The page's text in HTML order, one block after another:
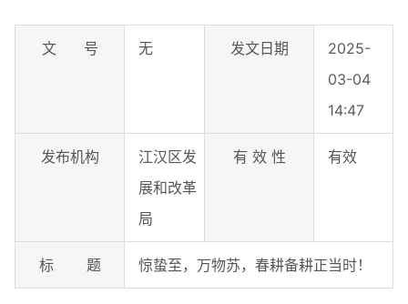
文 号 无 发文日期
2025-
03-04
14:47
发布机构
江汉区发
展和改革
局
有 效 性 有效
标 题 惊蛰至，万物苏，春耕备耕正当时！